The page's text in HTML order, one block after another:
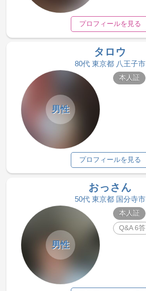
プロフィールを見る
タロウ
80代 東京都 八王子市
男性
本人証
プロフィールを見る
おっさん
50代 東京都 国分寺市
男性
本人証
Q&A 6答